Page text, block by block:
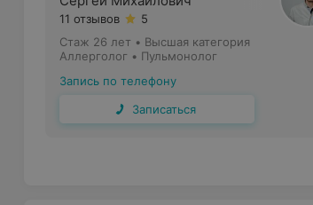
11 отзывов
5
Стаж 26 лет • Высшая категория
Аллерголог • Пульмонолог
Запись по телефону
Записаться